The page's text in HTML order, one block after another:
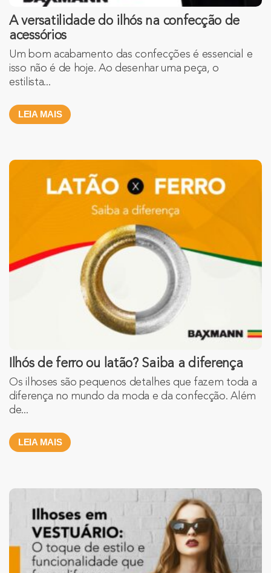
A versatilidade do ilhós na confecção de
acessórios
Um bom acabamento das confecções é essencial e
isso não é de hoje. Ao desenhar uma peça, o
estilista...
LEIA MAIS
Ilhós de ferro ou latão? Saiba a diferença
Os ilhoses são pequenos detalhes que fazem toda a
diferença no mundo da moda e da confecção. Além
de...
LEIA MAIS